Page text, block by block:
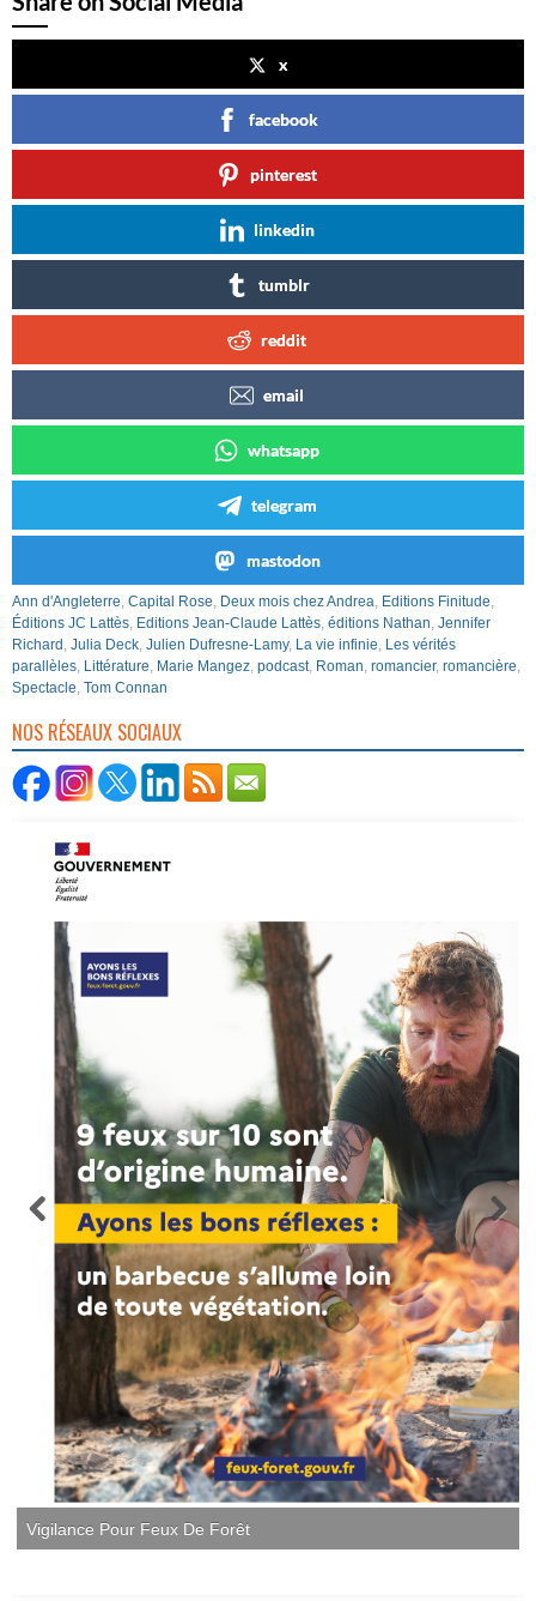
x
facebook
pinterest
linkedin
tumblr
reddit
email
whatsapp
telegram
mastodon
Ann d'Angleterre, Capital Rose, Deux mois chez Andrea, Editions Finitude,
Éditions JC Lattès, Editions Jean-Claude Lattès, éditions Nathan, Jennifer
Richard , Julia Deck, Julien Dufresne-Lamy, La vie infinie, Les vérités
parallèles, Littérature, Marie Mangez, podcast, Roman, romancier, romancière,
Spectacle, Tom Connan
NOS RÉSEAUX SOCIAUX